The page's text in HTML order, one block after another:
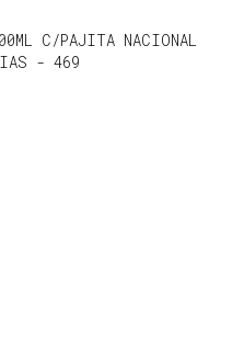
C/PAJITA NACIONAL
- 469